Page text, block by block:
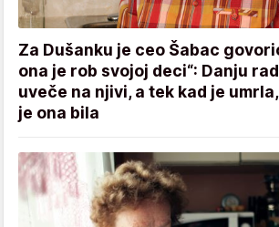
Za Dušanku je ceo Šabac
ona je rob svojoj deci“: Danju
uveče na njivi, a tek kad je
je ona bila